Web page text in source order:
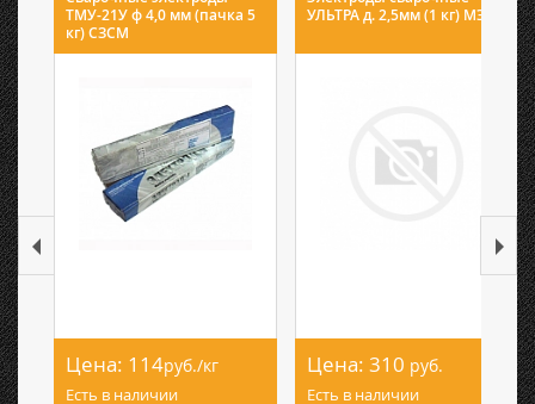
ТМУ-21У ф 4,0 мм (пачка 5
кг) СЗСМ
Цена: 114руб./кг
Есть в наличии
УЛЬТРА д. 2,5мм (1 кг) МЭЗ
Цена: 310 руб.
Есть в наличии